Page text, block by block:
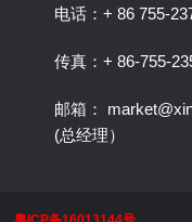
电话：+ 86 755-
传真：+ 86-755-
邮箱：
(总经理）